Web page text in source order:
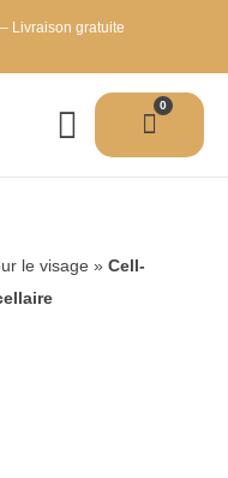
Livraison gratuite
0
le visage » Cell-